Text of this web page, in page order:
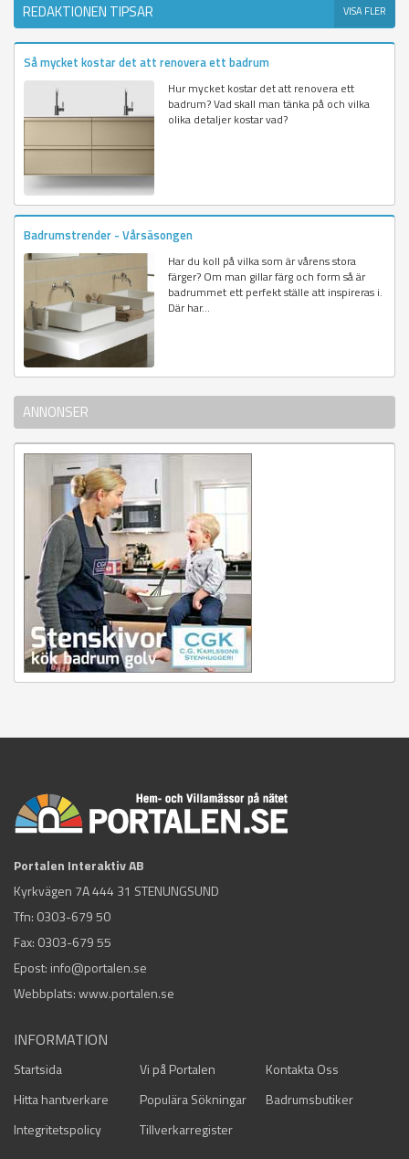
REDAKTIONEN TIPSAR VISA FLER
Så mycket kostar det att renovera ett badrum
Hur mycket kostar det att renovera ett
badrum? Vad skall man tänka på och vilka
olika detaljer kostar vad?
Badrumstrender - Vårsäsongen
Har du koll på vilka som är vårens stora
färger? Om man gillar färg och form så är
badrummet ett perfekt ställe att inspireras i.
Där har...
ANNONSER
Portalen Interaktiv AB
Kyrkvägen 7A 444 31 STENUNGSUND
Tfn: 0303-679 50
Fax: 0303-679 55
Epost: info@portalen.se
Webbplats: www.portalen.se
INFORMATION
Startsida Vi på Portalen
Kontakta Oss
Hitta hantverkare
Populära Sökningar
Badrumsbutiker
Integritetspolicy
Tillverkarregister